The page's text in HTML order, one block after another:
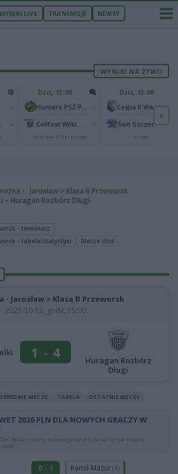
WYNIKI LIVE TRANSMISJE NEWSY
WYNIKI NA ŻYWO
Dziś, 13:00
Metalkas 2. Ekstraliga
Dziś, 13:00
Legia II Warszawa
Świt Szczecin
II liga
›
Jarosław > Klasa B Przeworsk
– Huragan Rozbórz Długi
- terminarz
- tabela/statystyki
Mecze dziś
- Jarosław > Klasa B Przeworsk
2025-10-12, godz. 15:00
1 - 4
Huragan Rozbórz
Długi
MECZE TABELA OSTATNIE MECZE
2026 PLN DLA NOWYCH GRACZY W
Reklamujemy tylko legalnych bukmacherów. Hazard
0 - 1 Kamil Mazur(4)